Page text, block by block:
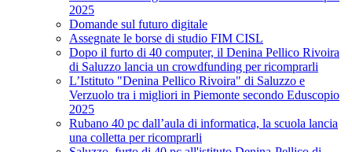
2025
Domande sul futuro digitale
Assegnate le borse di studio FIM CISL
Dopo il furto di 40 computer, il Denina Pellico Rivoira
di Saluzzo lancia un crowdfunding per ricomprarli
L’Istituto "Denina Pellico Rivoira" di Saluzzo e
Verzuolo tra i migliori in Piemonte secondo Eduscopio
2025
Rubano 40 pc dall’aula di informatica, la scuola lancia
una colletta per ricomprarli